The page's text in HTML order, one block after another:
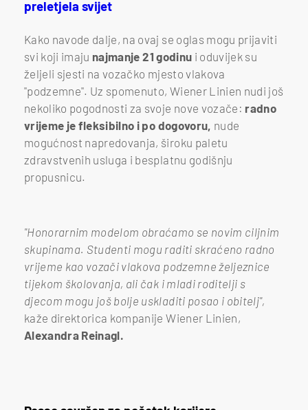
preletjela svijet
Kako navode dalje, na ovaj se oglas mogu prijaviti
svi koji imaju najmanje 21 godinu i oduvijek su
željeli sjesti na vozačko mjesto vlakova
"podzemne". Uz spomenuto, Wiener Linien nudi još
nekoliko pogodnosti za svoje nove vozače: radno
vrijeme je fleksibilno i po dogovoru, nude
mogućnost napredovanja, široku paletu
zdravstvenih usluga i besplatnu godišnju
propusnicu.
"Honorarnim modelom obraćamo se novim ciljnim
skupinama. Studenti mogu raditi skraćeno radno
vrijeme kao vozači vlakova podzemne željeznice
tijekom školovanja, ali čak i mladi roditelji s
djecom mogu još bolje uskladiti posao i obitelj",
kaže direktorica kompanije Wiener Linien,
Alexandra Reinagl.